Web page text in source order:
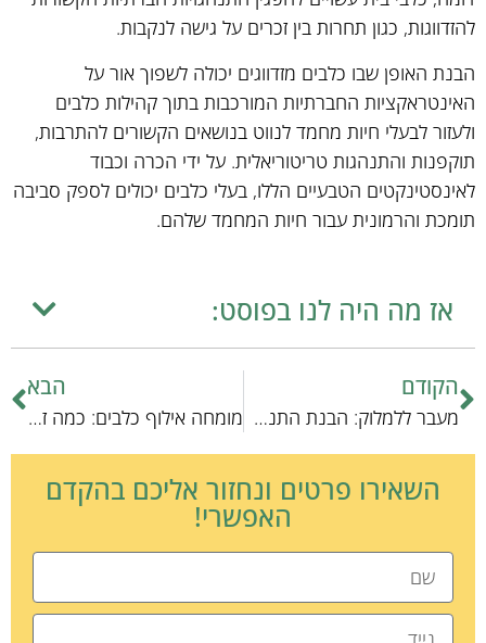
להזדווגות, כגון תחרות בין זכרים על גישה לנקבות.
הבנת האופן שבו כלבים מזדווגים יכולה לשפוך אור על
האינטראקציות החברתיות המורכבות בתוך קהילות כלבים
ולעזור לבעלי חיות מחמד לנווט בנושאים הקשורים להתרבות,
תוקפנות והתנהגות טריטוריאלית. על ידי הכרה וכבוד
לאינסטינקטים הטבעיים הללו, בעלי כלבים יכולים לספק סביבה
תומכת והרמונית עבור חיות המחמד שלהם.
אז מה היה לנו בפוסט:
הקודם
מעבר ללמלוק: הבנת התנהגות הכלבים
הבא
מומחה אילוף כלבים: כמה זה עולה?
השאירו פרטים ונחזור אליכם בהקדם
האפשרי!